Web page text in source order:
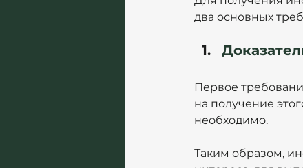
два основных
Первое
на получение
необходимо.
Таким образом,